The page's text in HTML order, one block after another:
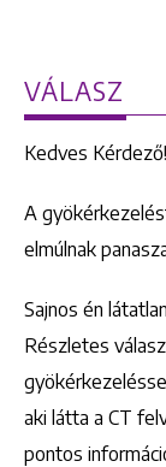
VÁLASZ
Kedves Kérdező!
A
elmúlnak
Sajnos én
Részletes
aki látta a CT
pontos